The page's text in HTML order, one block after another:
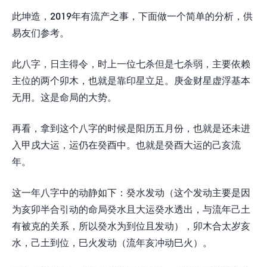
此坤造，2019年有流产之事，下面做一个简单的分析，供
易友们参考。
此八字，日主得令，时上一位七杀但是七杀弱，主要依赖
主位的两个卯木，也就是靠印星立足。庚金财星虚浮基本
无用。这是命局的大势。
再看，拿到这个八字的时候是阳历五月份，也就是还未进
入甲戌大运，运仍在癸酉中。也就是癸酉大运的己亥流
年。
这一年八字中的动静如下：癸水发动（这个发动主要是因
为亥卯半合引动的命局癸水且大运癸水透出，与流年己土
有被克的关系，所以癸水为到位且发动），卯木合太岁亥
水，己土到位，巳火发动（流年亥冲动巳火）。